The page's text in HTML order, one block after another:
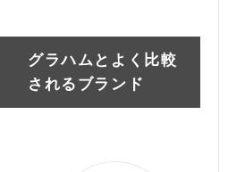
グラハムとよく比較
されるブランド